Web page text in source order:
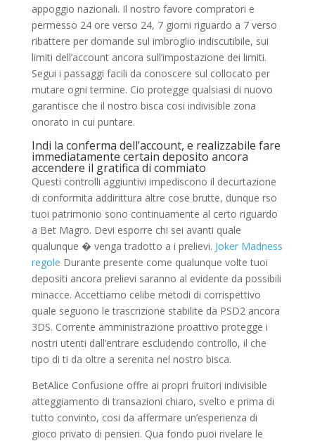
appoggio nazionali. Il nostro favore compratori e
permesso 24 ore verso 24, 7 giorni riguardo a 7 verso
ribattere per domande sul imbroglio indiscutibile, sui
limiti dell’account ancora sull’impostazione dei limiti.
Segui i passaggi facili da conoscere sul collocato per
mutare ogni termine. Cio protegge qualsiasi di nuovo
garantisce che il nostro bisca cosi indivisible zona
onorato in cui puntare.
Indi la conferma dell’account, e realizzabile fare
immediatamente certain deposito ancora
accendere il gratifica di commiato
Questi controlli aggiuntivi impediscono il decurtazione
di conformita addirittura altre cose brutte, dunque rso
tuoi patrimonio sono continuamente al certo riguardo
a Bet Magro. Devi esporre chi sei avanti quale
qualunque � venga tradotto a i prelievi. Joker Madness
regole Durante presente come qualunque volte tuoi
depositi ancora prelievi saranno al evidente da possibili
minacce. Accettiamo celibe metodi di corrispettivo
quale seguono le trascrizione stabilite da PSD2 ancora
3DS. Corrente amministrazione proattivo protegge i
nostri utenti dall’entrare escludendo controllo, il che
tipo di ti da oltre a serenita nel nostro bisca.
BetAlice Confusione offre ai propri fruitori indivisible
atteggiamento di transazioni chiaro, svelto e prima di
tutto convinto, cosi da affermare un’esperienza di
gioco privato di pensieri. Qua fondo puoi rivelare le